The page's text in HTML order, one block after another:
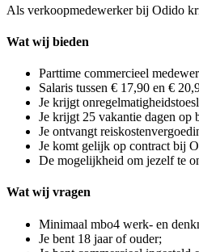
Als verkoopmedewerker bij Odido
Wat wij bieden
Parttime commercieel
Salaris tussen € 17,90 en €
Je krijgt
Je krijgt 25 vakantie dagen op
Je ontvangt
Je komt gelijk op contract bij
De mogelijkheid om jezelf te
Wat wij vragen
Minimaal mbo4 werk- en
Je bent 18 jaar of ouder;